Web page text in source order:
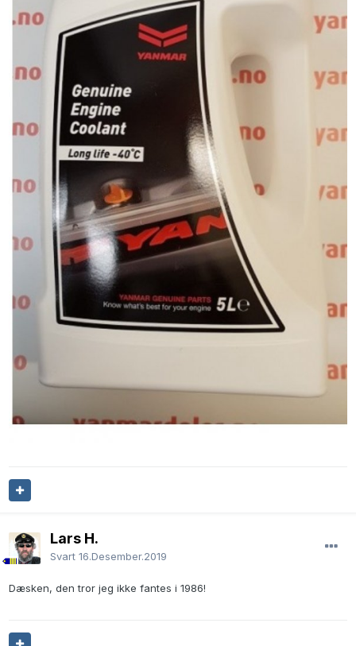
Lars H.
Svart 16.Desember.2019
Dæsken, den tror jeg ikke fantes i 1986!